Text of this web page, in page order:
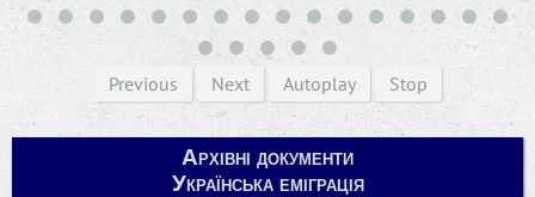
Previous Next Autoplay Stop
Архівні документи
Українська еміграція